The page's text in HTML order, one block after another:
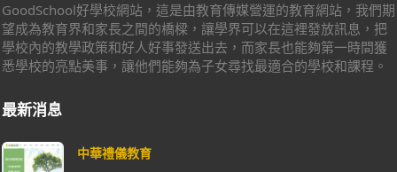
GoodSchool好學校網站，這是由教育傳媒營運的教育網站，我們期
望成為教育界和家長之間的橋樑，讓學界可以在這裡發放訊息，把
學校內的教學政策和好人好事發送出去，而家長也能夠第一時間獲
悉學校的亮點美事，讓他們能夠為子女尋找最適合的學校和課程。
最新消息
中華禮儀教育